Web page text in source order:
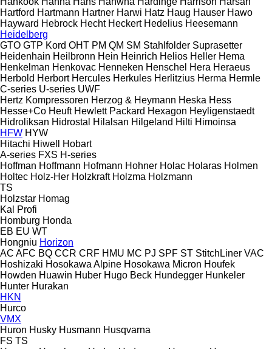
Hartford Hartmann Hartner Harwi Hatz Haug Hauser Hawo
Hayward Hebrock Hecht Heckert Hedelius Heesemann
Heidelberg
GTO GTP Kord OHT PM QM SM Stahlfolder Suprasetter
Heidenhain Heilbronn Hein Heinrich Helios Heller Hema
Henkelman Henkovac Henneken Henschel Hera Heraeus
Herbold Herbort Hercules Herkules Herlitzius Herma Hermle
C-series U-series UWF
Hertz Kompressoren Herzog & Heymann Heska Hess
Hesse+Co Heuft Hewlett Packard Hexagon Heyligenstaedt
Hidroliksan Hidrostal Hilalsan Hilgeland Hilti Himoinsa
HFW HYW
Hitachi Hiwell
Hobart
A-series FXS H-series
Hoffman Hoffmann Hofmann Hohner Holac Holaras Holmen
Holtec Holz-Her Holzkraft Holzma Holzmann
TS
Holzstar Homag
Kal
Profi
Homburg Honda
EB EU WT
Hongniu Horizon
AC AFC BQ CCR CRF HMU MC PJ SPF ST StitchLiner VAC
Hoshizaki Hosokawa Alpine Hosokawa Micron Houfek
Howden Huawin Huber Hugo Beck Hundegger Hunkeler
Hunter Hurakan
HKN
Hurco
VMX
Huron Husky Husmann Husqvarna
FS TS